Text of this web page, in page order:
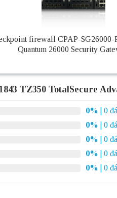
firewall CPAP-
Quantum 26000 Security
TZ350 TotalSecure
0%
| 0
0%
| 0
0%
| 0
0%
| 0
0% | 0